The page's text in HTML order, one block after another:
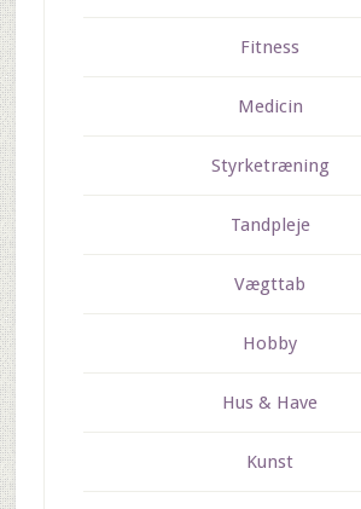
Fitness
Medicin
Styrketræning
Tandpleje
Vægttab
Hobby
Hus & Have
Kunst